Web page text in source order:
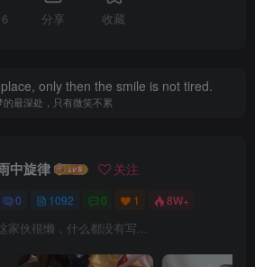
6 分享 收藏
only then the smile is not tired.
的最深处，只有微笑不累
中旋律 关注
0 1092 0 1 8W+
家伙很懒，什么都没有写...